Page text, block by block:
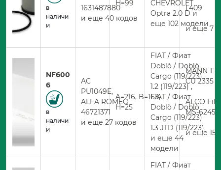
в
наличи
и
1631487880
и еще 40 кодов
H=99
CHEVROLET
Optra 2.0 D и
еще 102 модели
L409
и еще 7
NF600
6
в
наличи
и
AC
PU1049E,
ALFA ROMEO
46721371
и еще 27 кодов
A=216, B=163,
H=25
FIAT / Фиат
Doblò / Doblò
Cargo (119/223)
1.2 (119/223) ,
FIAT / Фиат
Doblò / Doblò
Cargo (119/223)
1.3 JTD (119/223)
и еще 44
модели
MANN-
CU 2335
ALCO
MS-6245
и еще 15
FIAT / Фиат